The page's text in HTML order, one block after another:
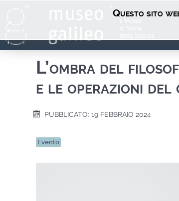
L’ombra del
e le operazioni del
PUBBLICATO: 19 FEBBRAIO 2024
Evento
Questo sito